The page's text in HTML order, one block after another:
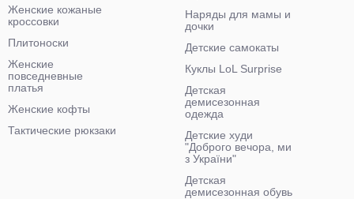
Женские кожаные
кроссовки
Плитоноски
Женские
повседневные
платья
Женские кофты
Тактические рюкзаки
Наряды для мамы и
дочки
Детские самокаты
Куклы LoL Surprise
Детская
демисезонная
одежда
Детские худи
"Доброго вечора, ми
з України"
Детская
демисезонная обувь